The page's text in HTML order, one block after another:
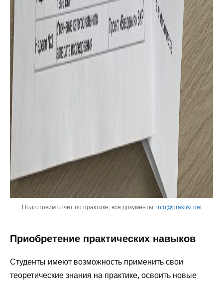
Подготовим отчет по практике, все документы. info@praktiki.net
Приобретение практических навыков
Студенты имеют возможность применить свои
теоретические знания на практике, освоить новые